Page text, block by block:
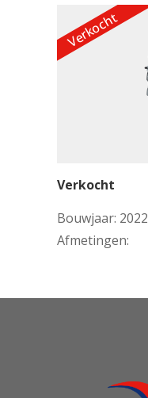
Verkocht
Verkocht
Bouwjaar: 2022
Afmetingen: